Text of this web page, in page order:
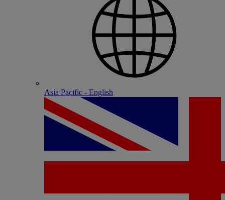
Asia Pacific - English